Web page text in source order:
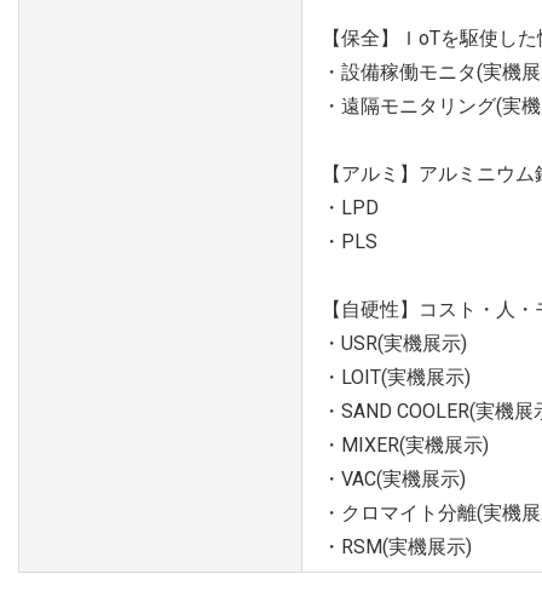
【保全】ＩoTを駆使し
・設備稼働モニタ(実機
・遠隔モニタリング(実
【アルミ】アルミニウ
・LPD
・PLS
【自硬性】コスト・人
・USR(実機展示)
・LOIT(実機展示)
・SAND COOLER(実機展
・MIXER(実機展示)
・VAC(実機展示)
・クロマイト分離(実機
・RSM(実機展示)